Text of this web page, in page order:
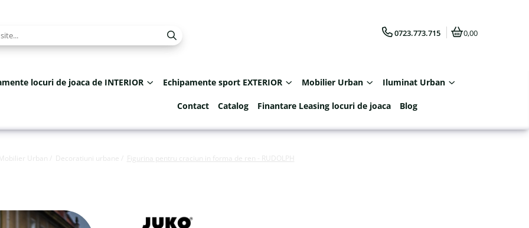
0723.773.715 0,00
locuri de joaca de INTERIOR Echipamente sport EXTERIOR Mobilier Urban Iluminat Urban
Contact Catalog Finantare Leasing locuri de joaca Blog
Mobilier Urban / Decoratiuni urbane / Figurina pentru craciun in forma de ren - RUDOLPH